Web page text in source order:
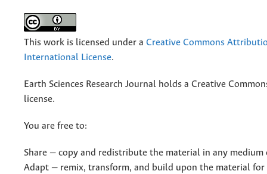
This work is licensed under a Creative Commons
International License.
Earth Sciences Research Journal holds a Creative
license.
You are free to:
Share — copy and redistribute the material in any
Adapt — remix, transform, and build upon the material for